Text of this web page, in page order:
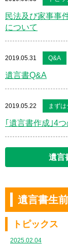
民法及び家事事
について
2019.05.31 Q&A
遺言書Q&A
2019.05.22 まずは
｢遺言書作成｣4
遺言
遺言書生
トピックス
2025.02.04